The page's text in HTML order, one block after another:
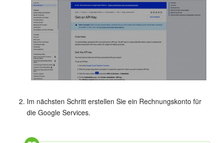
Mitarbeiter
Onlineshop
Websites
Anwendungen
Wissensbasis
Im nächsten Schritt erstellen Sie ein Rechnungskonto für
die Google Services.